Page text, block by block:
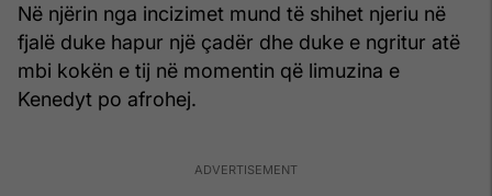
Në njërin nga incizimet mund të shihet njeriu në
fjalë duke hapur një çadër dhe duke e ngritur atë
mbi kokën e tij në momentin që limuzina e
Kenedyt po afrohej.